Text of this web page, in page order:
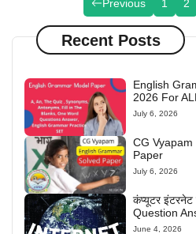
Previous 1 2
Recent Posts
English
2026 For
July 6, 2026
CG
Paper
July 6, 2026
कंप्यूटर
Question
June 4, 2026